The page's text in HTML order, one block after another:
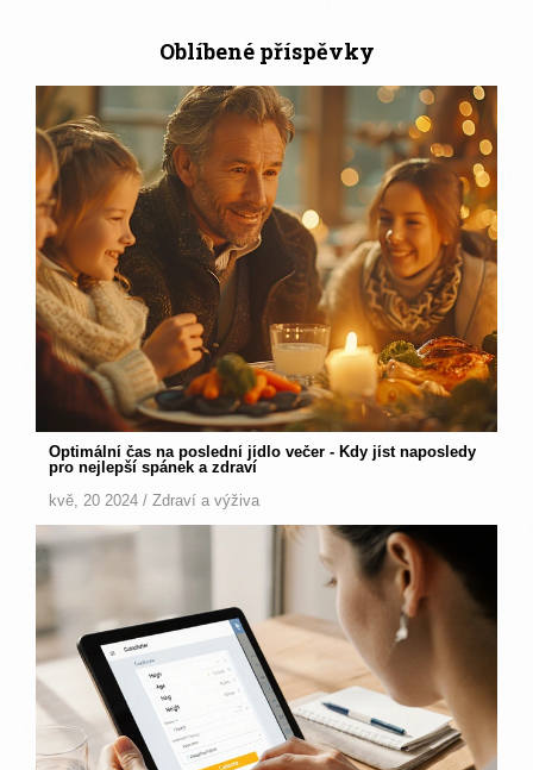
Oblíbené příspěvky
Optimální čas na poslední jídlo večer - Kdy jíst naposledy
pro nejlepší spánek a zdraví
kvě, 20 2024 /Zdraví a výživa